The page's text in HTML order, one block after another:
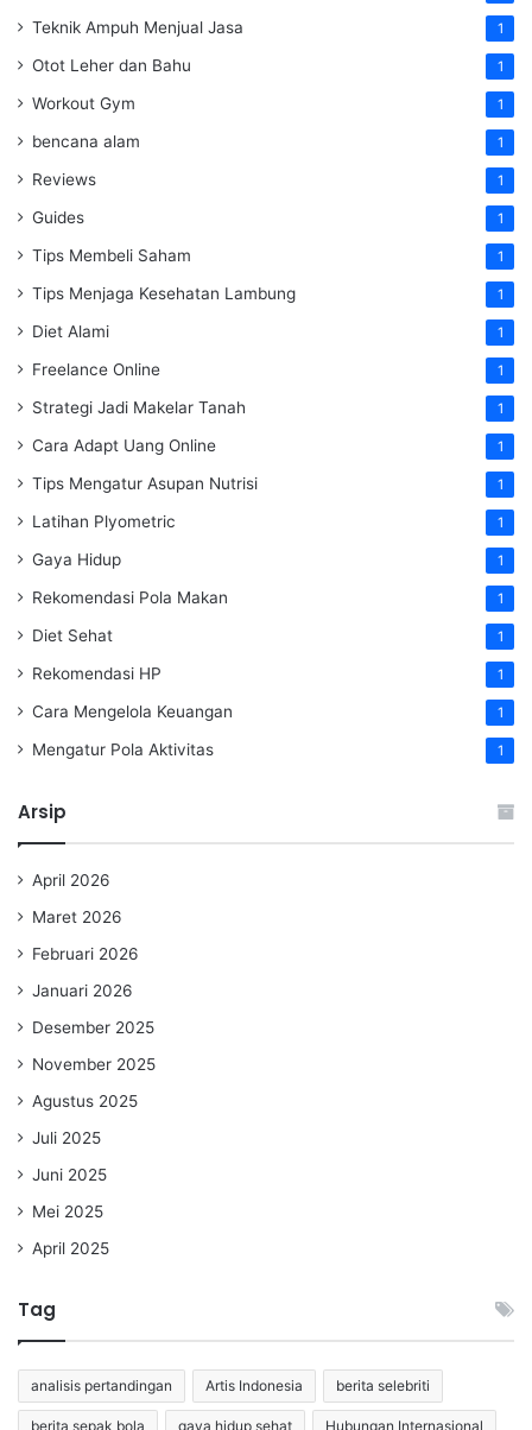
Teknik Ampuh Menjual Jasa 1
Otot Leher dan Bahu 1
Workout Gym 1
bencana alam 1
Reviews 1
Guides 1
Tips Membeli Saham 1
Tips Menjaga Kesehatan Lambung 1
Diet Alami 1
Freelance Online 1
Strategi Jadi Makelar Tanah 1
Cara Adapt Uang Online 1
Tips Mengatur Asupan Nutrisi 1
Latihan Plyometric 1
Gaya Hidup 1
Rekomendasi Pola Makan 1
Diet Sehat 1
Rekomendasi HP 1
Cara Mengelola Keuangan 1
Mengatur Pola Aktivitas 1
Arsip
April 2026
Maret 2026
Februari 2026
Januari 2026
Desember 2025
November 2025
Agustus 2025
Juli 2025
Juni 2025
Mei 2025
April 2025
Tag
analisis pertandingan Artis Indonesia berita selebriti
berita sepak bola gaya hidup sehat Hubungan Internasional